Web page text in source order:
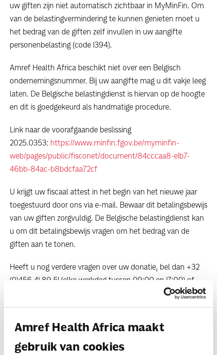
Amref Health Africa maakt
gebruik van cookies
uw giften zijn niet automatisch zichtbaar in MyMinFin. Om
van de belastingvermindering te kunnen genieten moet u
het bedrag van de giften zelf invullen in uw aangifte
personenbelasting (code 1394).
Amref Health Africa beschikt niet over een Belgisch
ondernemingsnummer. Bij uw aangifte mag u dit vakje leeg
laten. De Belgische belastingdienst is hiervan op de hoogte
en dit is goedgekeurd als handmatige procedure.
Link naar de voorafgaande beslissing
2025.0353: https://www.minfin.fgov.be/myminfin-
web/pages/public/fisconet/document/84cccaa8-e1b7-
46bb-84ac-b8bdcfaa72cf
U krijgt uw fiscaal attest in het begin van het nieuwe jaar
toegestuurd door ons via e-mail. Bewaar dit betalingsbewijs
van uw giften zorgvuldig. De Belgische belastingdienst kan
u om dit betalingsbewijs vragen om het bedrag van de
giften aan te tonen.
Heeft u nog verdere vragen over uw donatie, bel dan +32
(0)456 41 89 51 (elke werkdag tussen 09:00 en 17:00) of
help mee